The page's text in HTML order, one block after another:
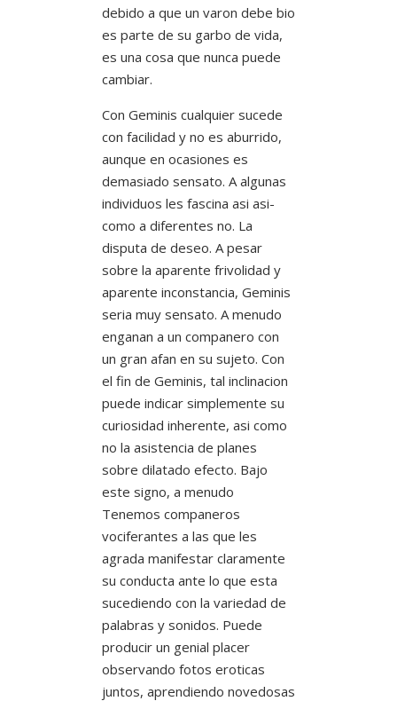
debido a que un varon debe bio
es parte de su garbo de vida,
es una cosa que nunca puede
cambiar.
Con Geminis cualquier sucede
con facilidad y no es aburrido,
aunque en ocasiones es
demasiado sensato. A algunas
individuos les fascina asi asi­
como a diferentes no. La
disputa de deseo. A pesar
sobre la aparente frivolidad y
aparente inconstancia, Geminis
seri­a muy sensato. A menudo
enganan a un companero con
un gran afan en su sujeto. Con
el fin de Geminis, tal inclinacion
puede indicar simplemente su
curiosidad inherente, asi­ como
no la asistencia de planes
sobre dilatado efecto. Bajo
este signo, a menudo
Tenemos companeros
vociferantes a las que les
agrada manifestar claramente
su conducta ante lo que esta
sucediendo con la variedad de
palabras y sonidos. Puede
producir un genial placer
observando fotos eroticas
juntos, aprendiendo novedosas